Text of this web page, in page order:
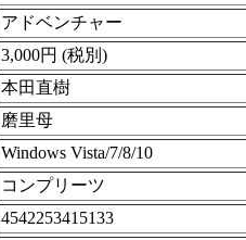
アドベンチャー
3,000円 (税別)
本田直樹
磨里母
Windows Vista/7/8/10
コンプリーツ
4542253415133